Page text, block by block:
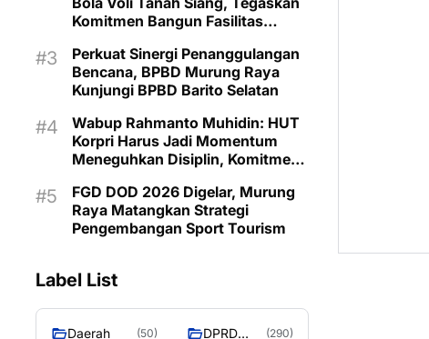
Komitmen Bangun Fasilitas
Perkuat Sinergi Penanggulangan
Bencana, BPBD Murung Raya
Kunjungi BPBD Barito Selatan
Wabup Rahmanto Muhidin: HUT
Korpri Harus Jadi Momentum
Meneguhkan Disiplin, Komitmen
untuk Majukan Murung Raya
FGD DOD 2026 Digelar, Murung
Raya Matangkan Strategi
Pengembangan Sport Tourism
Label List
Daerah (50)
DPRD
(290)